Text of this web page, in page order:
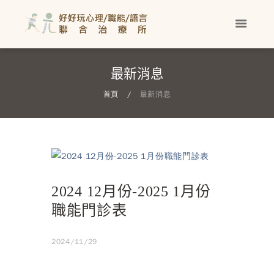
最新消息
首頁 最新消息
2024 12月份-2025 1月份
職能門診表
2024/11/29